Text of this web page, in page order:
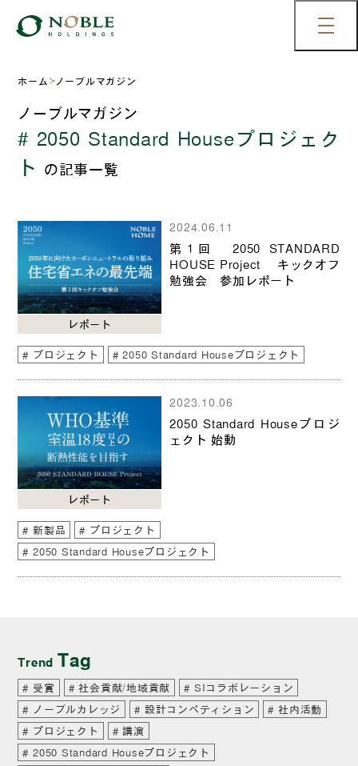
ホーム ノーブルマガジン
ノーブルマガジン
# 2050 Standard Houseプロジェク
ト の記事一覧
レポート
2024.06.11
第1回 2050 STANDARD
HOUSE Project キックオフ
勉強会 参加レポート
プロジェクト 2050 Standard Houseプロジェクト
レポート
2023.10.06
2050 Standard Houseプロジ
ェクト 始動
新製品
プロジェクト
2050 Standard Houseプロジェクト
Trend Tag
受賞 社会貢献/地域貢献
SIコラボレーション
ノーブルカレッジ
設計コンペティション
社内活動
プロジェクト
講演
2050 Standard Houseプロジェクト